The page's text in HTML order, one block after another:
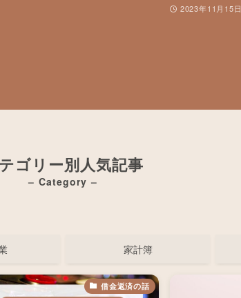
2023年11月15日
ゴリー別人気記事
– Category –
家計簿
借金返済の話